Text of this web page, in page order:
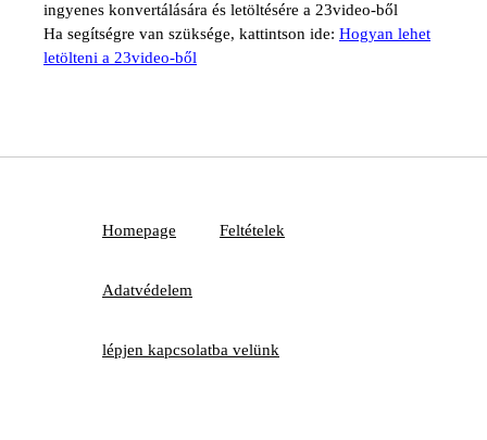
ingyenes konvertálására és letöltésére a 23video-ből
Ha segítségre van szüksége, kattintson ide: Hogyan lehet
letölteni a 23video-ből
Homepage Feltételek
Adatvédelem
lépjen kapcsolatba velünk